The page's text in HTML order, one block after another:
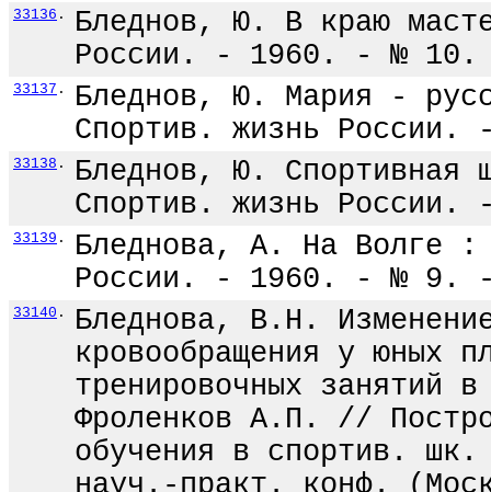
33136 .
Бледнов, Ю. В краю
России. - 1960. - №
33137 .
Бледнов, Ю. Мария -
Спортив. жизнь
33138 .
Бледнов, Ю. Спортивная
Спортив. жизнь
33139 .
Бледнова, А. На Волге :
России. - 1960. - № 9.
33140 .
Бледнова, В.Н.
кровообращения у юных
тренировочных
Фроленков А.П. //
обучения в спортив.